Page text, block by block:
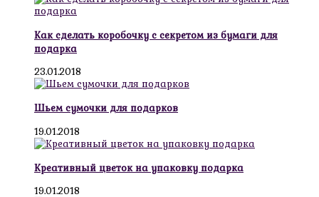
Как сделать коробочку с секретом из бумаги для
подарка
23.01.2018
Шьем сумочки для подарков
19.01.2018
Креативный цветок на упаковку подарка
19.01.2018